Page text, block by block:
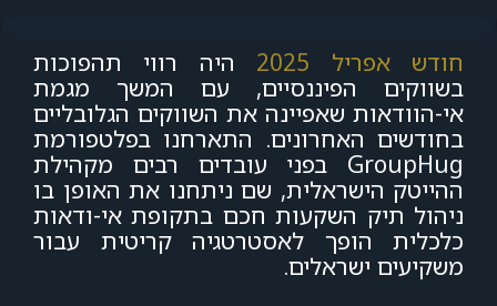
חודש אפריל 2025
היה רווי תהפוכות
בשווקים הפיננסיים, עם המשך מגמת
אי-הוודאות שאפיינה את השווקים הגלובליים
בחודשים האחרונים. התארחנו בפלטפורמת
GroupHug בפני עובדים רבים מקהילת
ההייטק הישראלית, שם ניתחנו את האופן בו
ניהול תיק השקעות חכם בתקופת אי-ודאות
כלכלית הופך לאסטרטגיה קריטית עבור
משקיעים ישראלים.